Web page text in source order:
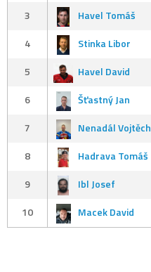
3
Havel Tomáš
4
Stinka Libor
5
Havel David
6
Šťastný Jan
7
Nenadál Vojtěch
8
Hadrava Tomáš
9
Ibl Josef
10
Macek David